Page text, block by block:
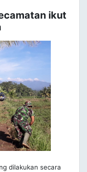
ikut
dilakukan secara